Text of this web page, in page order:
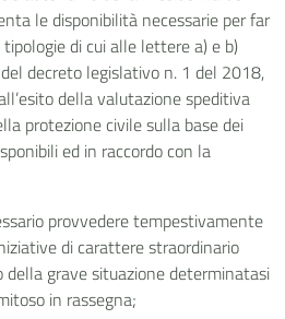
le disponibilità necessarie per far
di cui alle lettere a) e b)
decreto legislativo n. 1 del 2018,
della valutazione speditiva
protezione civile sulla base dei
ed in raccordo con la
provvedere tempestivamente
di carattere straordinario
grave situazione determinatasi
in rassegna;